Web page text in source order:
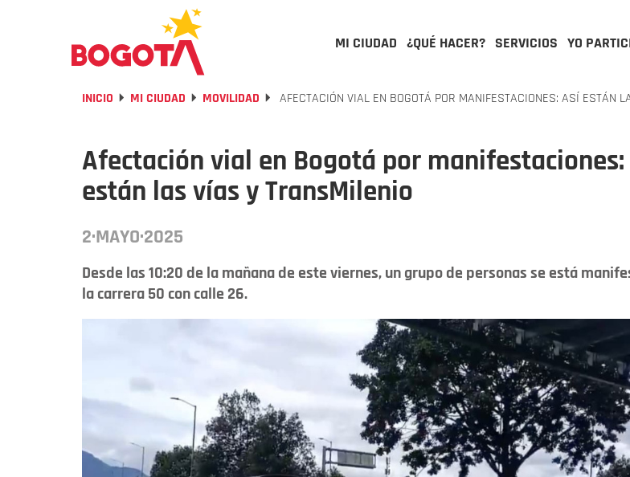
MI CIUDAD ¿QUÉ HACER? SERVICIOS YO
INICIO MI CIUDAD MOVILIDAD AFECTACIÓN VIAL EN BOGOTÁ POR MANIFESTACIONES: ASÍ ESTÁN
Afectación vial en Bogotá por
están las vías y TransMilenio
2·MAYO·2025
Desde las 10:20 de la mañana de este viernes, un grupo de personas se está
la carrera 50 con calle 26.